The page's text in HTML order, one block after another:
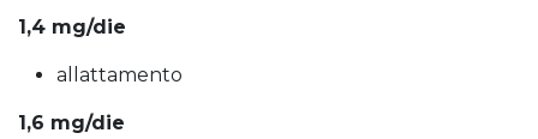
1,4 mg/die
allattamento
1,6 mg/die